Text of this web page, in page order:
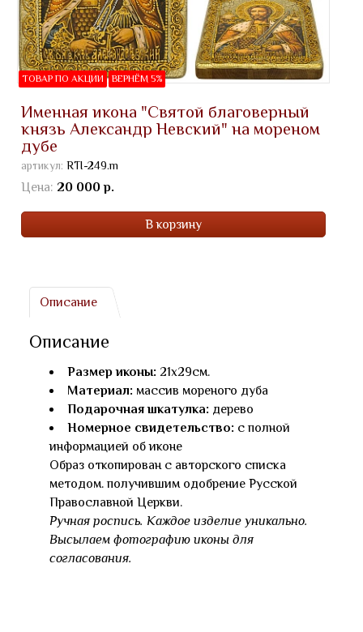
Описание
Описание
Размер иконы: 21х29см.
Материал: массив мореного дуба
Подарочная шкатулка: дерево
Номерное свидетельство: с полной
информацией об иконе
Образ откопирован с авторского списка
методом. получившим одобрение Русской
Православной Церкви.
Ручная роспись. Каждое изделие уникально.
Высылаем фотографию иконы для
согласования.
ТОВАР ПО АКЦИИ ВЕРНЁМ 5%
Именная икона "Святой благоверный
князь Александр Невский" на мореном
дубе
артикул: RTI-249.m
Цена: 20 000 р.
В корзину